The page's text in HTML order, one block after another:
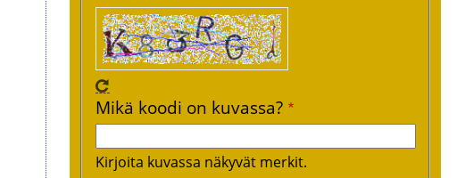
Mikä koodi on kuvassa?
Kirjoita kuvassa näkyvät merkit.